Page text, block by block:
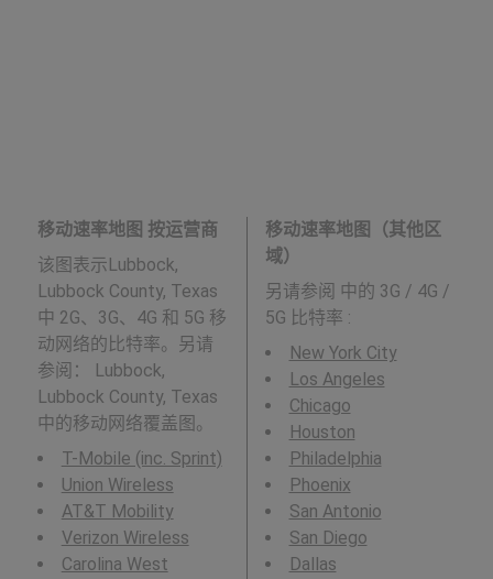
移动速率地图 按运营商
该图表示Lubbock,
Lubbock County, Texas
中 2G、3G、4G 和 5G 移
动网络的比特率。另请
参阅： Lubbock,
Lubbock County, Texas
中的移动网络覆盖图。
T-Mobile (inc. Sprint)
Union Wireless
AT&T Mobility
Verizon Wireless
Carolina West
移动速率地图（其他区
域）
另请参阅 中的 3G / 4G /
5G 比特率 :
New York City
Los Angeles
Chicago
Houston
Philadelphia
Phoenix
San Antonio
San Diego
Dallas